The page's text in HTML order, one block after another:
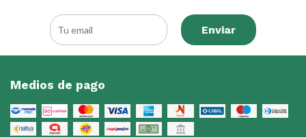
Enviar
Medios de pago